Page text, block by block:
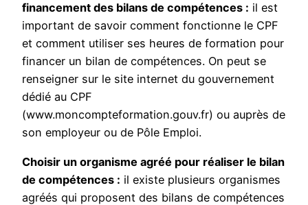
financement des bilans de compétences : il est
important de savoir comment fonctionne le CPF
et comment utiliser ses heures de formation pour
financer un bilan de compétences. On peut se
renseigner sur le site internet du gouvernement
dédié au CPF
(www.moncompteformation.gouv.fr) ou auprès de
son employeur ou de Pôle Emploi.
Choisir un organisme agréé pour réaliser le bilan
de compétences : il existe plusieurs organismes
agréés qui proposent des bilans de compétences